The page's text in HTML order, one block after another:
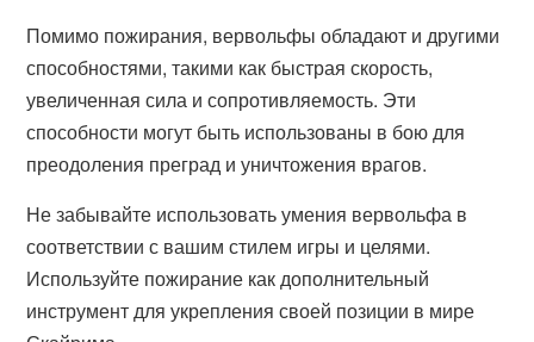
Помимо пожирания, вервольфы обладают и другими
способностями, такими как быстрая скорость,
увеличенная сила и сопротивляемость. Эти
способности могут быть использованы в бою для
преодоления преград и уничтожения врагов.
Не забывайте использовать умения вервольфа в
соответствии с вашим стилем игры и целями.
Используйте пожирание как дополнительный
инструмент для укрепления своей позиции в мире